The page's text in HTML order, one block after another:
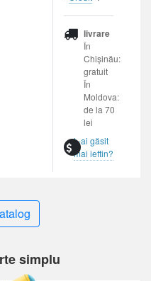
livrare
În
Chișinău:
gratuit
În
Moldova:
de la 70
lei
L-ai găsit
mai ieftin?
simplu